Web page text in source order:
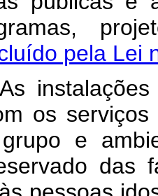
pela Lei
As
os
e
das